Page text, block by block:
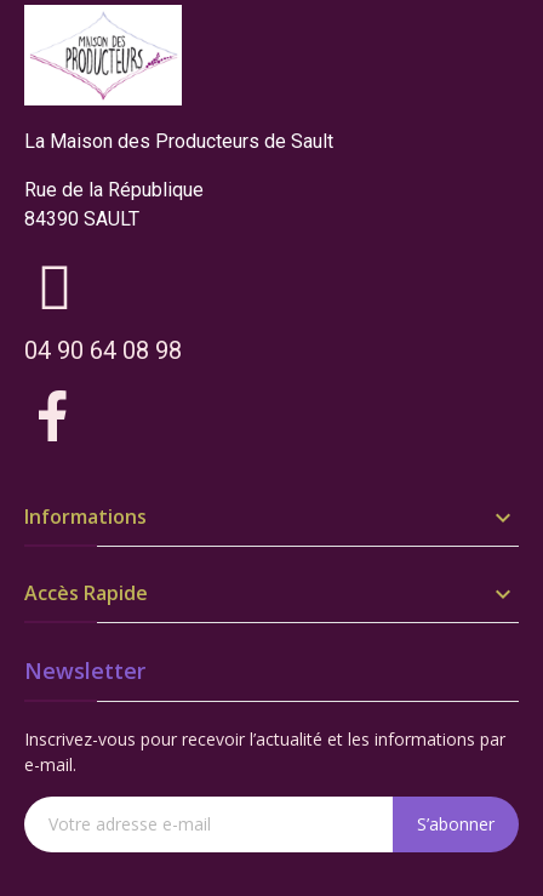
La Maison des Producteurs de Sault
Rue de la République
84390 SAULT
04 90 64 08 98
Informations 
Accès Rapide 
Newsletter
Inscrivez-vous pour recevoir l’actualité et les informations par
e-mail.
S’abonner